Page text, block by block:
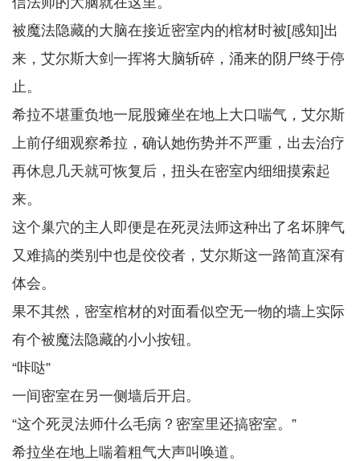
被魔法隐藏的大脑在接近密室内的棺材时被[感知]出
来，艾尔斯大剑一挥将大脑斩碎，涌来的阴尸终于停
止。
希拉不堪重负地一屁股瘫坐在地上大口喘气，艾尔斯
上前仔细观察希拉，确认她伤势并不严重，出去治疗
再休息几天就可恢复后，扭头在密室内细细摸索起
来。
这个巢穴的主人即便是在死灵法师这种出了名坏脾气
又难搞的类别中也是佼佼者，艾尔斯这一路简直深有
体会。
果不其然，密室棺材的对面看似空无一物的墙上实际
有个被魔法隐藏的小小按钮。
“咔哒”
一间密室在另一侧墙后开启。
“这个死灵法师什么毛病？密室里还搞密室。”
希拉坐在地上喘着粗气大声叫唤道。